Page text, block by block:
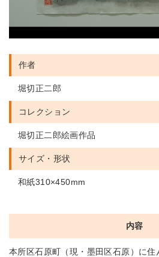
作者
堀切正二郎
コレクション
堀切正二郎絵画作品
サイズ・形状
和紙310×450mm
内容
本所区石原町（現・墨田区石原）に